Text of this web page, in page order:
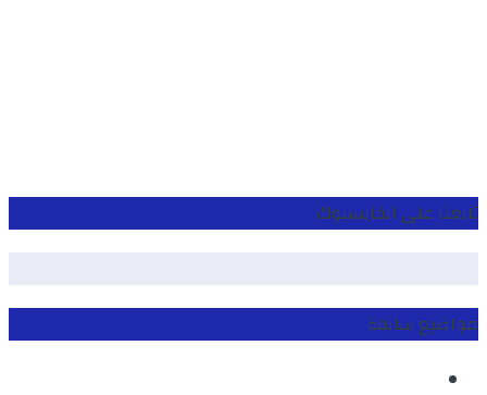
تابعنا على الفايسبوك
مواضيع سابقة